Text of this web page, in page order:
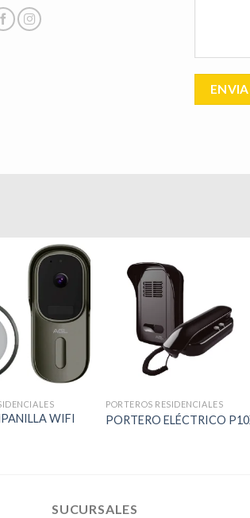
WIFI
PORTEROS RESIDENCIALES
PORTERO ELÉCTRICO
SUCURSALES